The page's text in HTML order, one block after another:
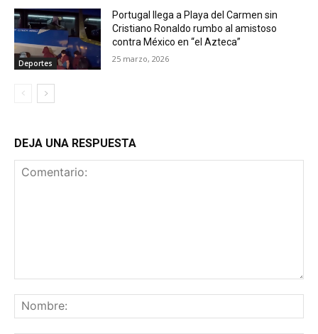
Deportes
Portugal llega a Playa del Carmen sin
Cristiano Ronaldo rumbo al amistoso
contra México en “el Azteca”
25 marzo, 2026
DEJA UNA RESPUESTA